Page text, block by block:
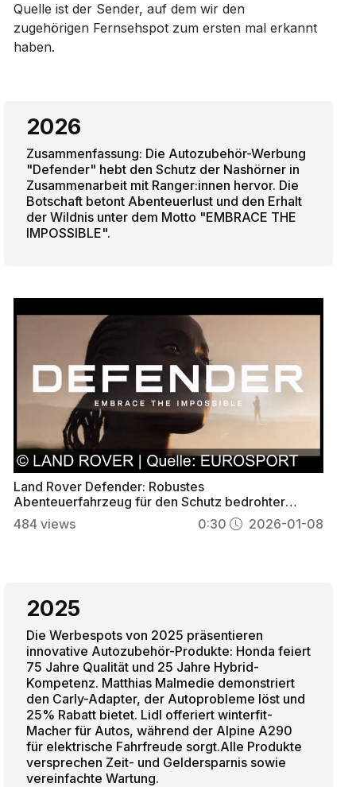
Quelle ist der Sender, auf dem wir den
zugehörigen Fernsehspot zum ersten mal erkannt
haben.
2026
Zusammenfassung: Die Autozubehör-Werbung
"Defender" hebt den Schutz der Nashörner in
Zusammenarbeit mit Ranger:innen hervor. Die
Botschaft betont Abenteuerlust und den Erhalt
der Wildnis unter dem Motto "EMBRACE THE
IMPOSSIBLE".
Land Rover Defender: Robustes
Abenteuerfahrzeug für den Schutz bedrohter
Wildtiere
484 views 0:30 2026-01-08
2025
Die Werbespots von 2025 präsentieren
innovative Autozubehör-Produkte: Honda feiert
75 Jahre Qualität und 25 Jahre Hybrid-
Kompetenz. Matthias Malmedie demonstriert
den Carly-Adapter, der Autoprobleme löst und
25% Rabatt bietet. Lidl offeriert winterfit-
Macher für Autos, während der Alpine A290
für elektrische Fahrfreude sorgt.Alle Produkte
versprechen Zeit- und Geldersparnis sowie
vereinfachte Wartung.